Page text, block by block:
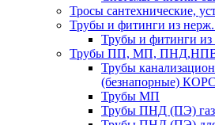
Тросы сантехнические,
Трубы и фитинги из нерж.
Трубы и фитинги
Трубы ПП, МП,
Трубы
(безнапорные)
Трубы МП
Трубы ПНД (ПЭ)